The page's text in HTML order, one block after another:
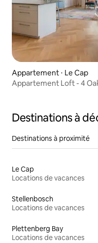
Appartement ⋅ Le Cap
Appartement Loft - 4
Destinations à
Destinations à proximité
Le Cap
Locations de vacances
Stellenbosch
Locations de vacances
Plettenberg Bay
Locations de vacances